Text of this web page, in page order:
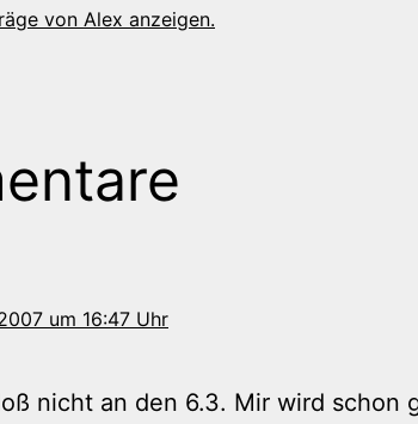
von Alex anzeigen.
um 16:47 Uhr
nicht an den 6.3. Mir wird schon